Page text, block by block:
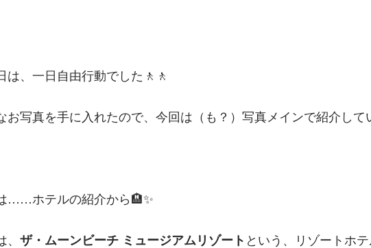
は、一日自由行動でした🚶🚶
お写真を手に入れたので、今回は（も？）写真メインで紹介して
……ホテルの紹介から🏨✨️
ザ・ムーンビーチ ミュージアムリゾート という、リゾートホ